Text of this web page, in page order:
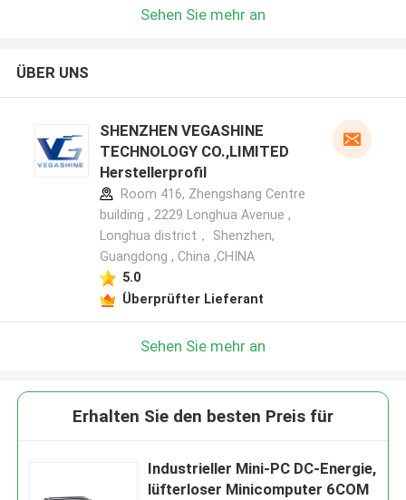
Sehen Sie mehr an
ÜBER UNS
SHENZHEN VEGASHINE
TECHNOLOGY CO.,LIMITED
Herstellerprofil
Room 416, Zhengshang Centre
building , 2229 Longhua Avenue ,
Longhua district， Shenzhen,
Guangdong , China ,CHINA
5.0
Überprüfter Lieferant
Sehen Sie mehr an
Erhalten Sie den besten Preis für
Industrieller Mini-PC DC-Energie,
lüfterloser Minicomputer 6COM